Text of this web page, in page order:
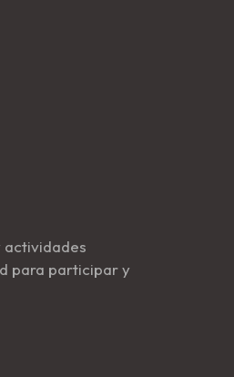
actividades
para participar y